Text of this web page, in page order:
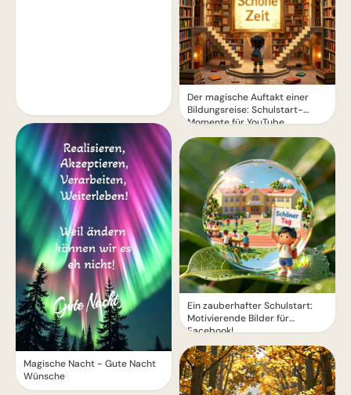
Magische Nacht - Gute Nacht
Wünsche
Der magische Auftakt einer
Bildungsreise: Schulstart-
Momente für YouTube
Ein zauberhafter Schulstart:
Motivierende Bilder für
Facebook!